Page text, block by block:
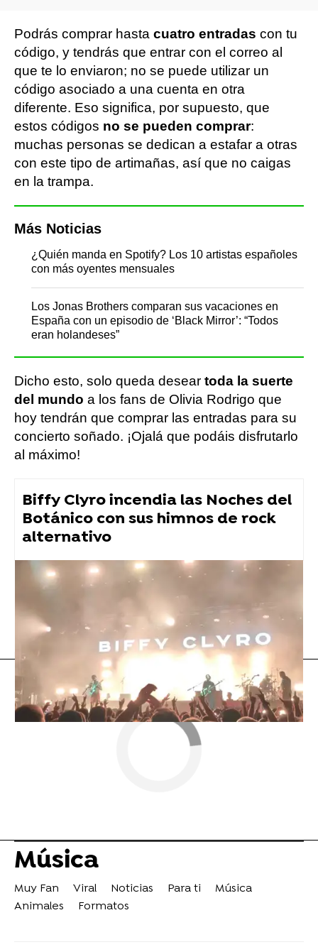
Podrás comprar hasta cuatro entradas con tu
código, y tendrás que entrar con el correo al
que te lo enviaron; no se puede utilizar un
código asociado a una cuenta en otra
diferente. Eso significa, por supuesto, que
estos códigos no se pueden comprar:
muchas personas se dedican a estafar a otras
con este tipo de artimañas, así que no caigas
en la trampa.
Más Noticias
¿Quién manda en Spotify? Los 10 artistas españoles
con más oyentes mensuales
Los Jonas Brothers comparan sus vacaciones en
España con un episodio de ‘Black Mirror’: “Todos
eran holandeses”
Dicho esto, solo queda desear toda la suerte
del mundo a los fans de Olivia Rodrigo que
hoy tendrán que comprar las entradas para su
concierto soñado. ¡Ojalá que podáis disfrutarlo
al máximo!
Biffy Clyro incendia las Noches del
Botánico con sus himnos de rock
alternativo
Flooxer Now » Música
Olivia Rodrigo Música
Música
Muy Fan Viral Noticias Para ti
Música
Animales
Formatos